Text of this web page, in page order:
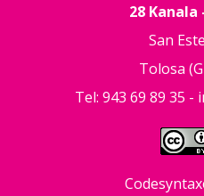
28
San
Tolosa
Tel: 943 69 89 35 -